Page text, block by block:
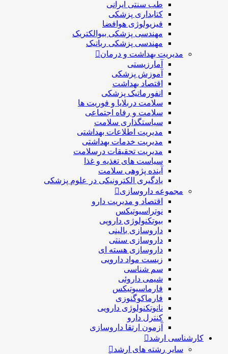
طب سنتی ایرانی
کتابداری پزشکی
فیزیولوژی هوافضا
مهندسی پزشکی بیوالکتریک
مهندسی پزشکی رباتیک
مدیریت بهداشت و درمان
آمارزیستی
آموزش پزشکی
اقتصاد بهداشت
انفورماتیک پزشکی
سلامت دربلايا و فوريت ها
سلامت و رفاه اجتماعی
سیاستگذاری سلامت
مدیریت اطلاعات بهداشتی
مدیریت خدمات بهداشتی
مدیریت تحقیقات درسلامت
سیاست های تغذیه و غذا
آینده پژوهی سلامت
یادگیری الکترونیکی در علوم پزشکی
مجموعه داروسازی
اقتصاد و مديريت دارو
نوتراسیوتیکس
بيوتكنولوژی دارویی
داروسازی بالينی
داروسازی سنتی
داروسازی هسته ای
زیست مواد دارویی
سم شناسی
شيمی داروئی
فارماسيوتيكس
فارماكوگنوزی
نانوتکنولوژی دارویی
كنترل دارو
آزمون ارتقا داروسازی
کارشناسی ارشد
سایر رشته های ارشد